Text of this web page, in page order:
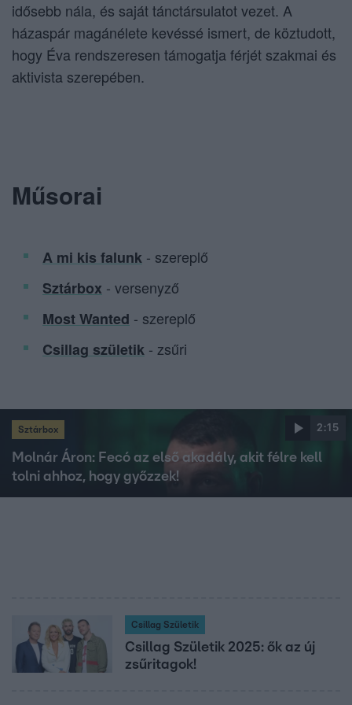
2:15
Sztárbox
Molnár Áron: Fecó az első akadály, akit félre kell
tolni ahhoz, hogy győzzek!
idősebb nála, és saját tánctársulatot vezet. A
házaspár magánélete kevéssé ismert, de köztudott,
hogy Éva rendszeresen támogatja férjét szakmai és
aktivista szerepében.
Műsorai
A mi kis falunk - szereplő
Sztárbox - versenyző
Most Wanted - szereplő
Csillag születik - zsűri
Csillag Születik
Csillag Születik 2025: ők az új
zsűritagok!